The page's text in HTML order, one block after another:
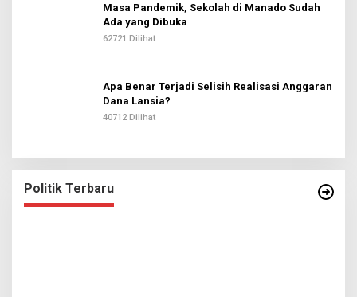
Masa Pandemik, Sekolah di Manado Sudah
Ada yang Dibuka
62721 Dilihat
Apa Benar Terjadi Selisih Realisasi Anggaran
Dana Lansia?
40712 Dilihat
Politik Terbaru